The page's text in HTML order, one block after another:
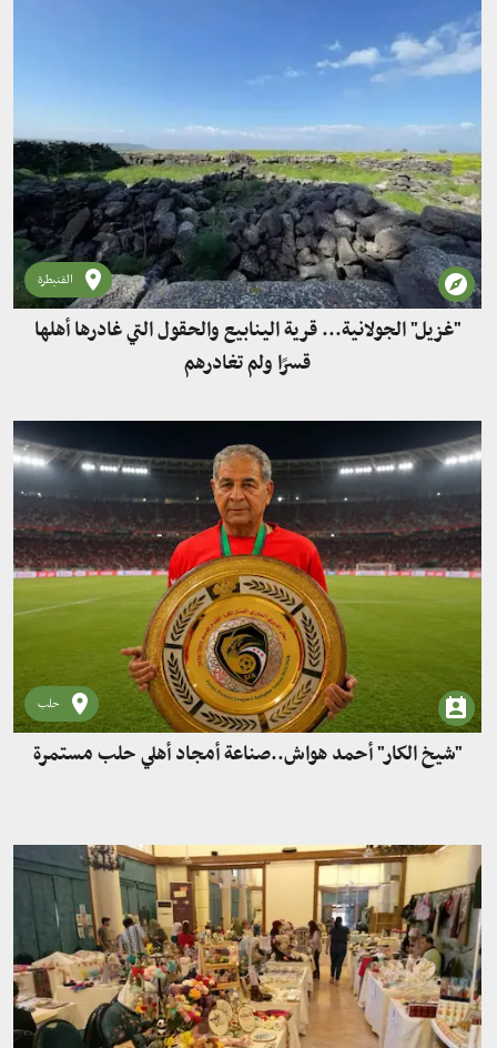
القنيطرة
"غزيل" الجولانية... قرية الينابيع والحقول التي غادرها أهلها
قسرًا ولم تغادرهم
حلب
"شيخ الكار" أحمد هواش..صناعة أمجاد أهلي حلب مستمرة